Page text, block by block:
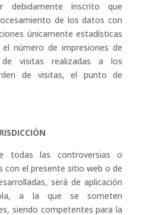
debidamente inscrito que
de los datos con
únicamente estadísticas
número de impresiones de
visitas realizadas a los
de visitas, el punto de
todas las controversias o
con el presente sitio web o de
será de aplicación
a la que se someten
siendo competentes para la